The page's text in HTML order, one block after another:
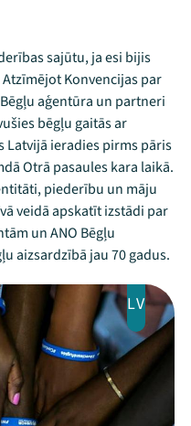
sajūtu, ja esi bijis
Konvencijas par
aģentūra un partneri
bēgļu gaitās ar
Latvijā ieradies pirms pāris
Otrā pasaules kara laikā.
piederību un māju
veidā apskatīt izstādi par
un ANO Bēgļu
aizsardzībā jau 70 gadus.
LV